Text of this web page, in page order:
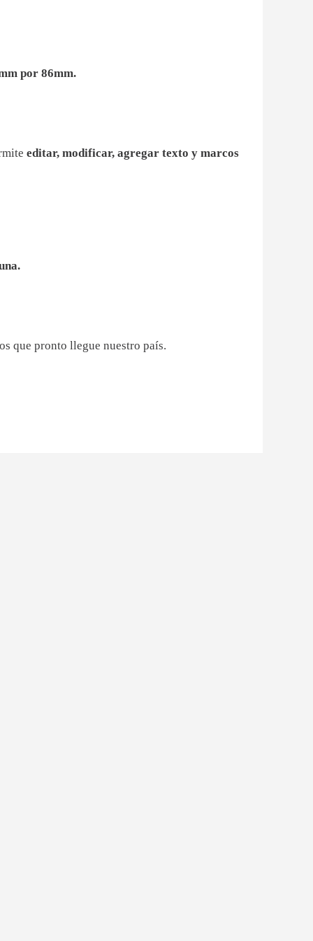
por 86mm.
editar, modificar, agregar texto y marcos
que pronto llegue nuestro país.